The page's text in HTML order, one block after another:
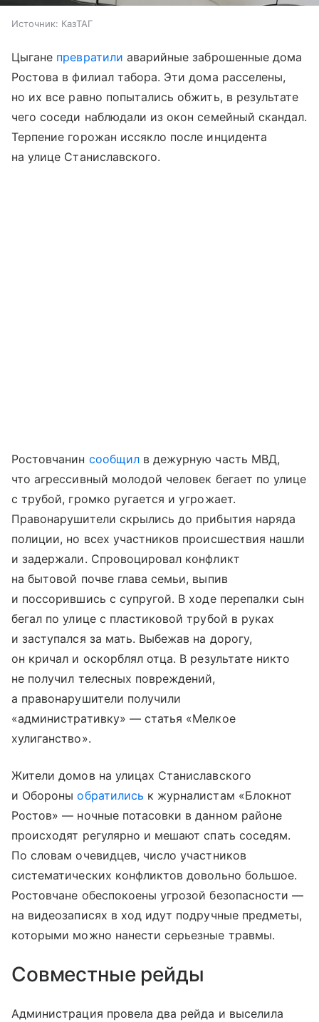
Источник: КазТАГ
Цыгане превратили аварийные заброшенные дома
Ростова в филиал табора. Эти дома расселены,
но их все равно попытались обжить, в результате
чего соседи наблюдали из окон семейный скандал.
Терпение горожан иссякло после инцидента
на улице Станиславского.
Ростовчанин сообщилв дежурную часть МВД,
что агрессивный молодой человек бегает по улице
с трубой, громко ругается и угрожает.
Правонарушители скрылись до прибытия наряда
полиции, но всех участников происшествия нашли
и задержали. Спровоцировал конфликт
на бытовой почве глава семьи, выпив
и поссорившись с супругой. В ходе перепалки сын
бегал по улице с пластиковой трубой в руках
и заступался за мать. Выбежав на дорогу,
он кричал и оскорблял отца. В результате никто
не получил телесных повреждений,
а правонарушители получили
«административку» — статья «Мелкое
хулиганство».
Жители домов на улицах Станиславского
и Обороныобратились к журналистам «Блокнот
Ростов» — ночные потасовки в данном районе
происходят регулярно и мешают спать соседям.
По словам очевидцев, число участников
систематических конфликтов довольно большое.
Ростовчане обеспокоены угрозой безопасности —
на видеозаписях в ход идут подручные предметы,
которыми можно нанести серьезные травмы.
Совместные рейды
Администрация провела два рейда и выселила